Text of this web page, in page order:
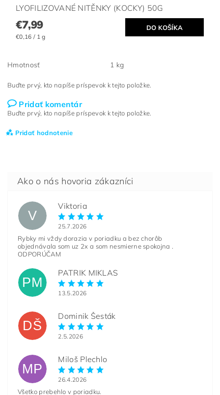
LYOFILIZOVANÉ NITĚNKY (KOCKY) 50G
€7,99
€0,16 / 1 g
Hmotnosť 1 kg
Buďte prvý, kto napíše príspevok k tejto položke.
Pridať komentár
Buďte prvý, kto napíše príspevok k tejto položke.
Pridať hodnotenie
V
Viktoria
25.7.2026
Rybky mi vždy dorazia v poriadku a bez chorôb
objednávala som uz 2x a som nesmierne spokojna .
ODPORÚČAM
PM
PATRIK MIKLAS
13.5.2026
DŠ
Dominik Šesták
2.5.2026
MP
Miloš Plechlo
26.4.2026
Všetko prebehlo v poriadku.